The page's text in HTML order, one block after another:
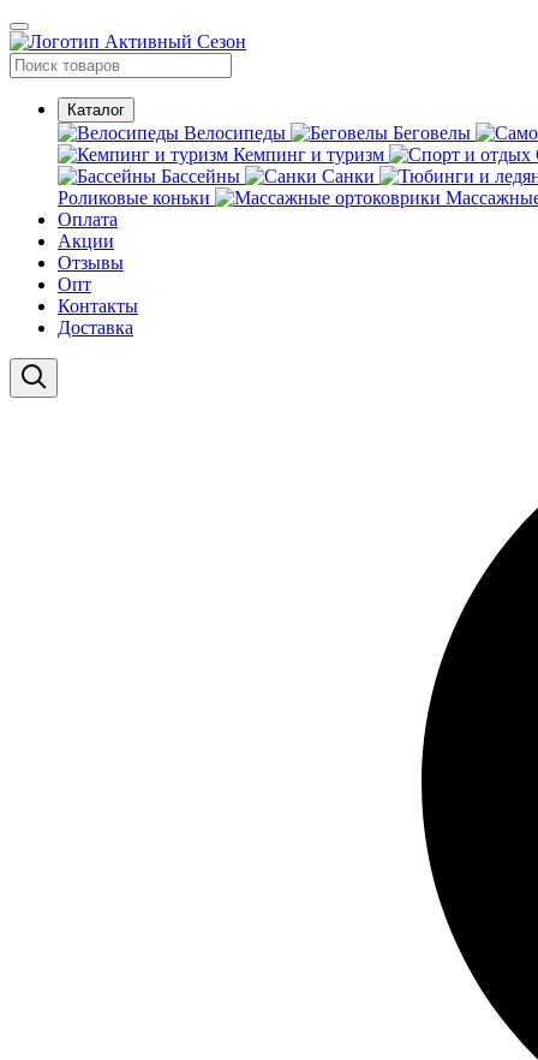
Каталог
Велосипеды
Беговелы
Кемпинг и туризм
Бассейны
Санки
Роликовые коньки
Оплата
Акции
Отзывы
Опт
Контакты
Доставка